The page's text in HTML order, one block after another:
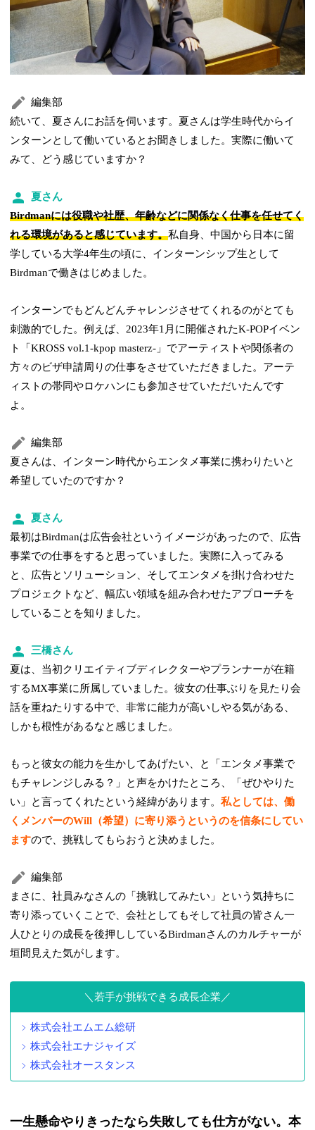
編集部
続いて、夏さんにお話を伺います。夏さんは学生時代からイ
ンターンとして働いているとお聞きしました。実際に働いて
みて、どう感じていますか？
夏さん
Birdmanには役職や社歴、年齢などに関係なく仕事を任せてく
れる環境があると感じています。私自身、中国から日本に留
学している大学4年生の頃に、インターンシップ生として
Birdmanで働きはじめました。
インターンでもどんどんチャレンジさせてくれるのがとても
刺激的でした。例えば、2023年1月に開催されたK-POPイベン
ト「KROSS vol.1-kpop masterz-」でアーティストや関係者の
方々のビザ申請周りの仕事をさせていただきました。アーテ
ィストの帯同やロケハンにも参加させていただいたんです
よ。
編集部
夏さんは、インターン時代からエンタメ事業に携わりたいと
希望していたのですか？
夏さん
最初はBirdmanは広告会社というイメージがあったので、広告
事業での仕事をすると思っていました。実際に入ってみる
と、広告とソリューション、そしてエンタメを掛け合わせた
プロジェクトなど、幅広い領域を組み合わせたアプローチを
していることを知りました。
三橋さん
夏は、当初クリエイティブディレクターやプランナーが在籍
するMX事業に所属していました。彼女の仕事ぶりを見たり会
話を重ねたりする中で、非常に能力が高いしやる気がある、
しかも根性があるなと感じました。
もっと彼女の能力を生かしてあげたい、と「エンタメ事業で
もチャレンジしみる？」と声をかけたところ、「ぜひやりた
い」と言ってくれたという経緯があります。私としては、働
くメンバーのWill（希望）に寄り添うというのを信条にしてい
ますので、挑戦してもらおうと決めました。
編集部
まさに、社員みなさんの「挑戦してみたい」という気持ちに
寄り添っていくことで、会社としてもそして社員の皆さん一
人ひとりの成長を後押ししているBirdmanさんのカルチャーが
垣間見えた気がします。
若手が挑戦できる成長企業
株式会社エムエム総研
株式会社エナジャイズ
株式会社オースタンス
一生懸命やりきったなら失敗しても仕方がない。本